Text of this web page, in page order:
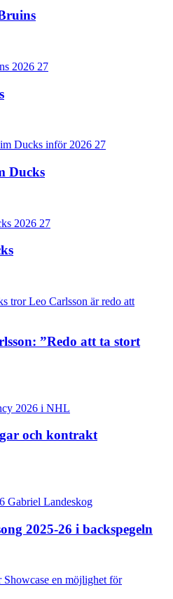
Ducks
”Redo att ta stort
och kontrakt
2025-26 i backspegeln